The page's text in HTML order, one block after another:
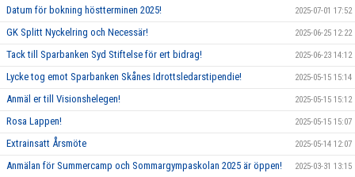
Datum för bokning höstterminen 2025! 2025-07-01 17:52
GK Splitt Nyckelring och Necessär! 2025-06-25 12:22
Tack till Sparbanken Syd Stiftelse för ert bidrag! 2025-06-23 14:12
Lycke tog emot Sparbanken Skånes Idrottsledarstipendie! 2025-05-15 15:14
Anmäl er till Visionshelegen! 2025-05-15 15:12
Rosa Lappen! 2025-05-15 15:07
Extrainsatt Årsmöte 2025-05-14 12:07
Anmälan för Summercamp och Sommargympaskolan 2025 är öppen! 2025-03-31 13:15